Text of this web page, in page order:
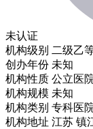
未认证
机构级别 二级乙
创办年份 未知
机构性质 公立医
机构规模 未知
机构类别 专科医
机构地址 江苏 镇